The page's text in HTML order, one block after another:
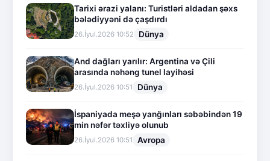
Tarixi ərazi yalanı: Turistləri aldadan şəxs
bələdiyyəni də çaşdırdı
26.İyul.2026 10:52 Dünya
And dağları yarılır: Argentina və Çili
arasında nəhəng tunel layihəsi
26.İyul.2026 10:51 Dünya
İspaniyada meşə yanğınları səbəbindən 19
min nəfər təxliyə olunub
26.İyul.2026 10:51 Avropa